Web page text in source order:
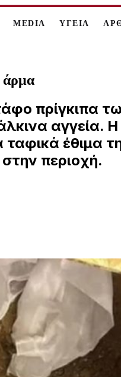
MEDIA ΥΓΕΙΑ
άρμα
πρίγκιπα
αγγεία.
ταφικά έθιμα
περιοχή.